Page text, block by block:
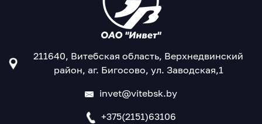
211640, Витебская область, Верхнедвинский
район, аг. Бигосово, ул. Заводская,1
invet@vitebsk.by
+375(2151)63106